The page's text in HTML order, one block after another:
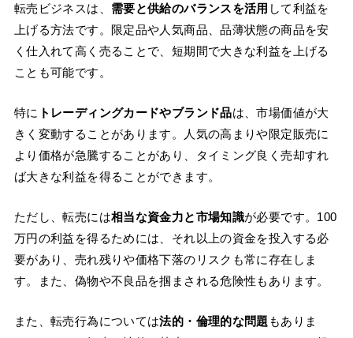
転売ビジネスは、 需要と供給のバランスを活用 して利益を
上げる方法です。限定品や人気商品、品薄状態の商品を安
く仕入れて高く売ることで、短期間で大きな利益を上げる
ことも可能です。
特に トレーディングカードやブランド品は、市場価値が大
きく変動することがあります。人気の高まりや限定販売に
より価格が急騰することがあり、タイミング良く売却すれ
ば大きな利益を得ることができます。
ただし、転売には相当な資金力と市場知識が必要です。100
万円の利益を得るためには、それ以上の資金を投入する必
要があり、売れ残りや価格下落のリスクも常に存在しま
す。また、偽物や不良品を掴まされる危険性もあります。
また、転売行為については法的・倫理的な問題 もありま